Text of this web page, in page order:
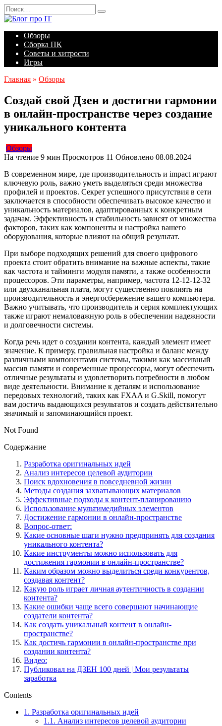
Перейти
к
содержанию
Search
for:
Обзоры
Сборка ПК
Советы и хитрости
Игры
Главная » Обзоры
Создай свой Дзен и достигни гармонии
в онлайн-пространстве через создание
уникального контента
Обзоры
На чтение 9 мин Просмотров 11 Обновлено 08.08.2024
В современном мире, где производительность и impact играют
ключевую роль, важно уметь выделяться среди множества
профилей и проектов. Секрет успешного присутствия в сети
заключается в способности обеспечивать высокое качество и
уникальность материалов, адаптированных к конкретным
задачам. Эффективность и стабильность зависят от множества
факторов, таких как компоненты и настройка вашего
оборудования, которые влияют на общий результат.
При выборе подходящих решений для своего цифрового
проекта стоит обратить внимание на важные аспекты, такие
как частота и тайминги модуля памяти, а также особенности
процессоров. Эти параметры, например, частота 12-12-12-32
или двухканальная плата, могут существенно повлиять на
производительность и энергосбережение вашего компьютера.
Важно учитывать, что производитель и серия комплектующих
также играют немаловажную роль в обеспечении надежности
и долговечности системы.
Когда речь идет о создании контента, каждый элемент имеет
значение. К примеру, правильная настройка и баланс между
различными компонентами системы, такими как массивный
массив памяти и современные процессоры, могут обеспечить
отличные результаты и удовлетворить потребности в любом
виде деятельности. Внимание к деталям и использование
передовых технологий, таких как FXAA и G.Skill, помогут
вам достичь выдающихся результатов и создать действительно
значимый и запоминающийся проект.
Not Found
Содержание
Разработка оригинальных идей
Анализ интересов целевой аудитории
Поиск вдохновения в повседневной жизни
Методы создания захватывающих материалов
Эффективные подходы к контент-планированию
Использование мультимедийных элементов
Достижение гармонии в онлайн-пространстве
Вопрос-ответ:
Какие основные шаги нужно предпринять для создания
уникального контента?
Какие инструменты можно использовать для
достижения гармонии в онлайн-пространстве?
Каким образом можно выделиться среди конкурентов,
создавая контент?
Какую роль играет личная аутентичность в создании
контента?
Какие ошибки чаще всего совершают начинающие
создатели контента?
Как создать уникальный контент в онлайн-
пространстве?
Как достичь гармонии в онлайн-пространстве при
создании контента?
Видео:
Публиковал на ДЗЕН 100 дней | Мои результаты
заработка
Contents
1. Разработка оригинальных идей
1.1. Анализ интересов целевой аудитории